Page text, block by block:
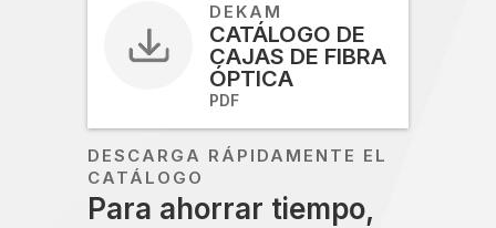
DEKAM
CATÁLOGO DE
CAJAS DE FIBRA
ÓPTICA
PDF
DESCARGA RÁPIDAMENTE EL
CATÁLOGO
Para ahorrar tiempo,